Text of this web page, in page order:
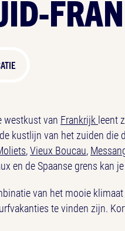
westkust van Frankrijk leent
kustlijn van het zuiden die
,Vieux Boucau,
en de Spaanse grens kan
van het mooie
te vinden zijn.